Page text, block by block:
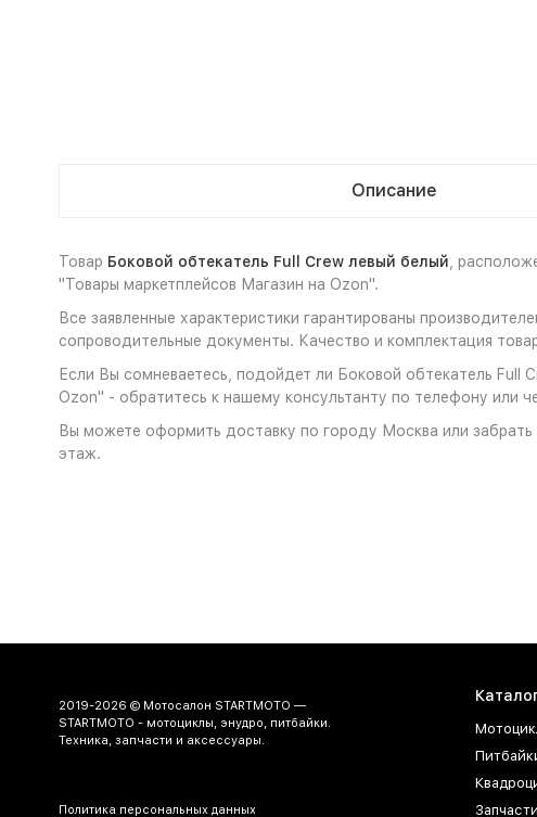
Описание
Товар Боковой обтекатель Full Crew левый белый ,
"Товары маркетплейсов Магазин на Ozon".
Все заявленные характеристики гарантированы
сопроводительные документы. Качество и комплектация
Если Вы сомневаетесь, подойдет ли Боковой обтекатель Full
Ozon" - обратитесь к нашему консультанту по телефону или
Вы можете оформить доставку по городу Москва или
этаж.
2019-2026 © Мотосалон STARTMOTO —
STARTMOTO - мотоциклы, энудро, питбайки.
Техника, запчасти и аксессуары.
Политика персональных данных
Запчасти